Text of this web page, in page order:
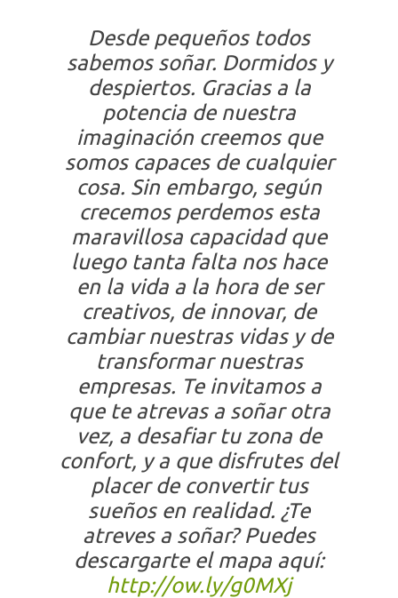
Desde pequeños todos
sabemos soñar. Dormidos y
despiertos. Gracias a la
potencia de nuestra
imaginación creemos que
somos capaces de cualquier
cosa. Sin embargo, según
crecemos perdemos esta
maravillosa capacidad que
luego tanta falta nos hace
en la vida a la hora de ser
creativos, de innovar, de
cambiar nuestras vidas y de
transformar nuestras
empresas. Te invitamos a
que te atrevas a soñar otra
vez, a desafiar tu zona de
confort, y a que disfrutes del
placer de convertir tus
sueños en realidad. ¿Te
atreves a soñar? Puedes
descargarte el mapa aquí:
http://ow.ly/g0MXj